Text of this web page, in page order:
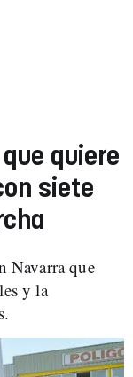
quiere
siete
Navarra que
y la